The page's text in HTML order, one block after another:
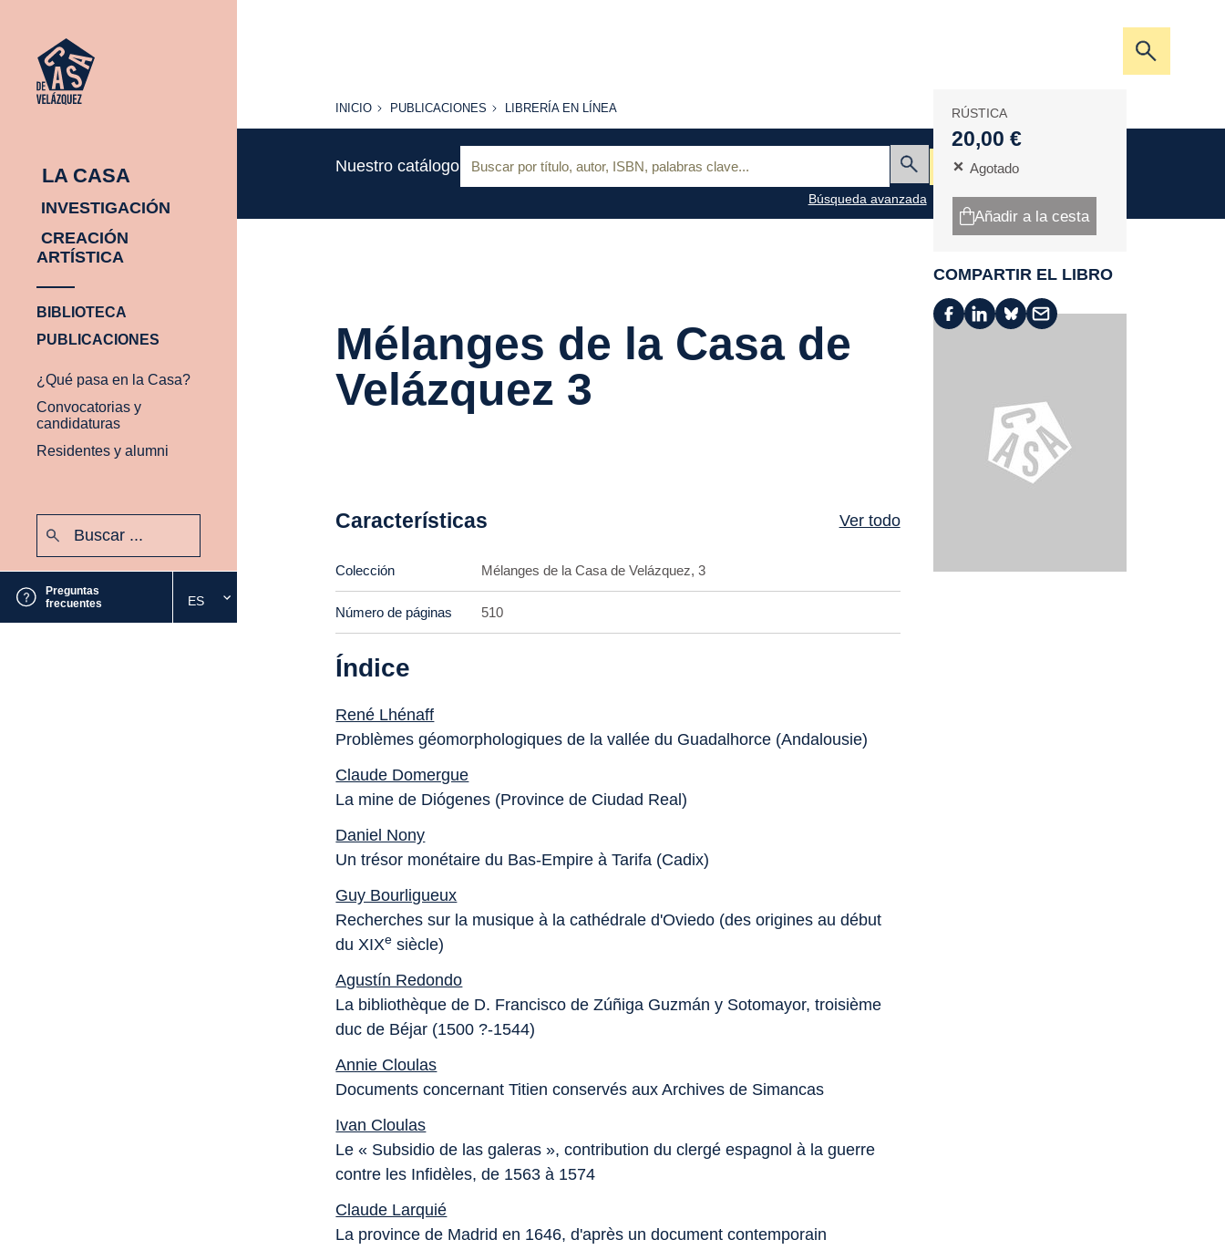
LA CASA
INVESTIGACIÓN
CREACIÓN
ARTÍSTICA
BIBLIOTECA
PUBLICACIONES
¿Qué pasa en la Casa?
Convocatorias y
candidaturas
Residentes y alumni
Preguntas
frecuentes
Seleccione
el
ES
Abrir/
la
INICIO
INICIO PUBLICACIONES
PUBLICACIONES
LIBRERÍA
LÍNEA
LIBRERÍA EN LÍNEA
Nuestro catálogo
Búsqueda avanzada
Mi cesta
Mélanges de la Casa de
Velázquez 3
Características Ver todo
Colección Mélanges de la Casa de Velázquez, 3
Número de páginas 510
Índice
René Lhénaff
Problèmes géomorphologiques de la vallée du Guadalhorce (Andalousie)
Claude Domergue
La mine de Diógenes (Province de Ciudad Real)
Daniel Nony
Un trésor monétaire du Bas-Empire à Tarifa (Cadix)
Guy Bourligueux
Recherches sur la musique à la cathédrale d'Oviedo (des origines au début
du XIXe siècle)
Agustín Redondo
La bibliothèque de D. Francisco de Zúñiga Guzmán y Sotomayor, troisième
duc de Béjar (1500 ?-1544)
Annie Cloulas
Documents concernant Titien conservés aux Archives de Simancas
Ivan Cloulas
Le « Subsidio de las galeras », contribution du clergé espagnol à la guerre
contre les Infidèles, de 1563 à 1574
Claude Larquié
La province de Madrid en 1646, d'après un document contemporain
RÚSTICA
20,00 €
Agotado
Añadir a la cesta
COMPARTIR EL LIBRO